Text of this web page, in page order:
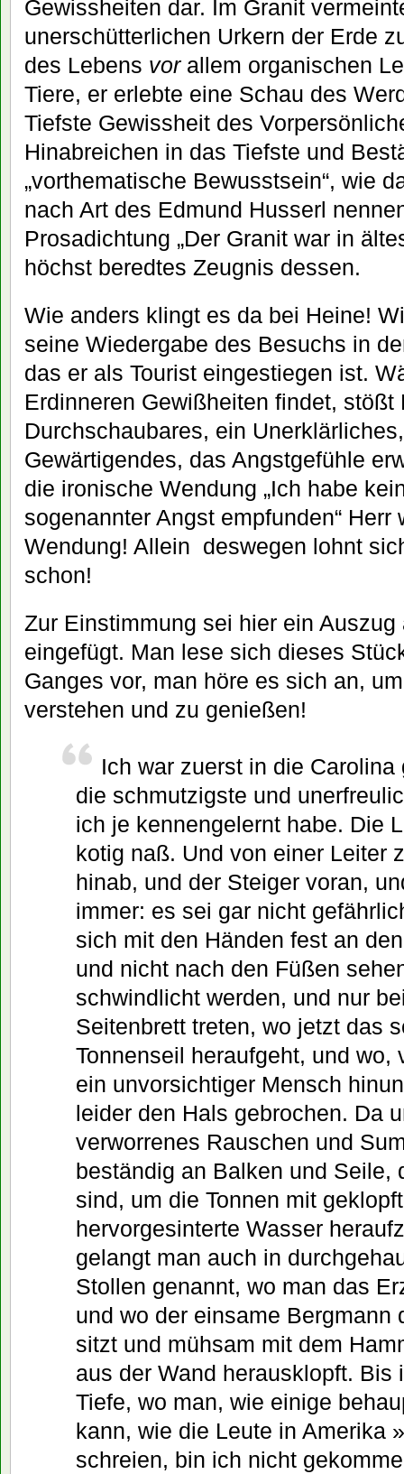
Gewissheiten dar. Im Granit
unerschütterlichen Urkern der Erde
des Lebens vorallem organischen
Tiere, er erlebte eine Schau des
Tiefste Gewissheit des
Hinabreichen in das Tiefste und
„vorthematische Bewusstsein“, wie
nach Art des Edmund Husserl
Prosadichtung „Der Granit war in
höchst beredtes Zeugnis dessen.
Wie anders klingt es da bei Heine!
seine Wiedergabe des Besuchs in
das er als Tourist eingestiegen ist.
Erdinneren Gewißheiten findet,
Durchschaubares, ein
Gewärtigendes, das Angstgefühle
die ironische Wendung „Ich habe
sogenannter Angst empfunden“ Herr
Wendung! Allein deswegen lohnt
schon!
Zur Einstimmung sei hier ein
eingefügt. Man lese sich dieses
Ganges vor, man höre es sich an,
verstehen und zu genießen!
Ich war zuerst in die
die schmutzigste und
ich je kennengelernt habe. Die
kotig naß. Und von einer Leiter
hinab, und der Steiger voran,
immer: es sei gar nicht
sich mit den Händen fest an
und nicht nach den Füßen
schwindlicht werden, und nur
Seitenbrett treten, wo jetzt das
Tonnenseil heraufgeht, und wo,
ein unvorsichtiger Mensch
leider den Hals gebrochen. Da
verworrenes Rauschen und
beständig an Balken und Seile,
sind, um die Tonnen mit
hervorgesinterte Wasser
gelangt man auch in
Stollen genannt, wo man das
und wo der einsame Bergmann
sitzt und mühsam mit dem
aus der Wand herausklopft. Bis
Tiefe, wo man, wie einige
kann, wie die Leute in Amerika
schreien, bin ich nicht